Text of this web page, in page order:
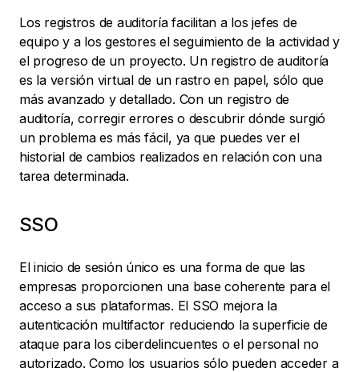
Los registros de auditoría facilitan a los jefes de
equipo y a los gestores el seguimiento de la actividad y
el progreso de un proyecto. Un registro de auditoría
es la versión virtual de un rastro en papel, sólo que
más avanzado y detallado. Con un registro de
auditoría, corregir errores o descubrir dónde surgió
un problema es más fácil, ya que puedes ver el
historial de cambios realizados en relación con una
tarea determinada.
SSO
El inicio de sesión único es una forma de que las
empresas proporcionen una base coherente para el
acceso a sus plataformas. El SSO mejora la
autenticación multifactor reduciendo la superficie de
ataque para los ciberdelincuentes o el personal no
autorizado. Como los usuarios sólo pueden acceder a